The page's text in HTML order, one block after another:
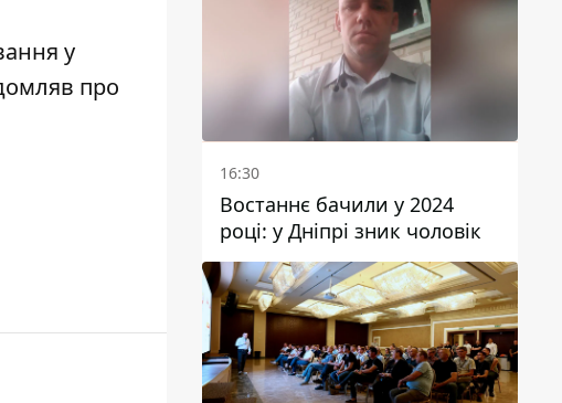
у
про
16:30
Востаннє бачили у 2024
році: у Дніпрі зник чоловік